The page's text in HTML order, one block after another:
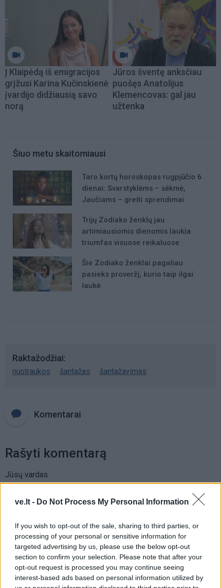
ve.lt - Do Not Process My Personal Information
If you wish to opt-out of the sale, sharing to third parties, or
processing of your personal or sensitive information for
targeted advertising by us, please use the below opt-out
section to confirm your selection. Please note that after your
opt-out request is processed you may continue seeing
interest-based ads based on personal information utilized by
Į Klaipėdą iš emigracijos
grįžusi Karina Kučinskienė
įvardijo didžiausią savo
norą
Jūros šventę anksčiau
puošęs Anatolijus
Klemencovas: gal jau
užtenka
Šiuo metu skaitomiausi
Taro kortų horoskopas rugpjūčio 6
dienai: Svarstyklėms – sėkmė,
Jaučiams – greiti sprendimai
Trijų Zodiako ženklų jau
artimiausiomis dienomis laukia
triumfas visuose reikaluose
Šie Zodiako ženklai pagaliau
pasieks proveržį, kurio taip ilgai
laukė
Raktažodžiai
nuotraukos šantažas šantažavimas
Komentarai
Rašyti komentarą
Jūsų vardas